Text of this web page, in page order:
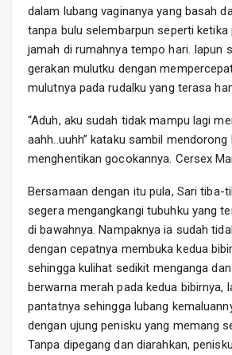
dalam lubang vaginanya yang basah
tanpa bulu selembarpun seperti ketika
jamah di rumahnya tempo hari. Iapun
gerakan mulutku dengan
mulutnya pada rudalku yang terasa
“Aduh, aku sudah tidak mampu lagi
aahh..uuhh” kataku sambil mendorong
menghentikan gocokannya. Cersex
Bersamaan dengan itu pula, Sari tiba-
segera mengangkangi tubuhku yang
di bawahnya. Nampaknya ia sudah
dengan cepatnya membuka kedua
sehingga kulihat sedikit menganga
berwarna merah pada kedua bibirnya,
pantatnya sehingga lubang
dengan ujung penisku yang memang
Tanpa dipegang dan diarahkan,